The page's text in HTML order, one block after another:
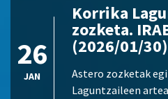
26
JAN
Korrika
zozketa.
(2026/01/30)
Astero zozketak
Laguntzaileen